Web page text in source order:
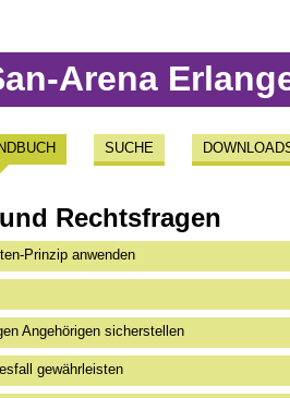
Arena
SUCHE
Rechtsfragen
Prinzip anwenden
Angehörigen sicherstellen
gewährleisten